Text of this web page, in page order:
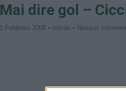
Mai dire gol –
1 Febbraio 2008 • Istvan • Nessun